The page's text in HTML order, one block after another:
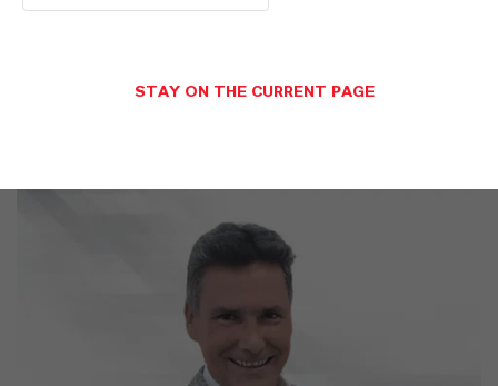
Partner für Ihr Unternehmen ist
STAY ON THE CURRENT PAGE